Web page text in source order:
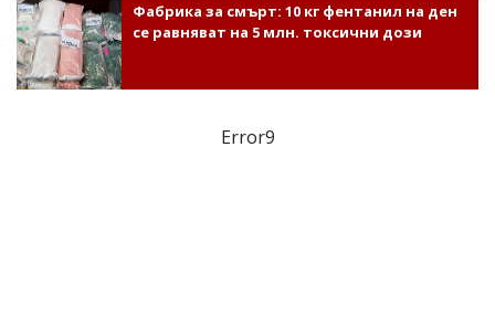
Фабрика за смърт: 10 кг фентанил на ден
се равняват на 5 млн. токсични дози
Error9